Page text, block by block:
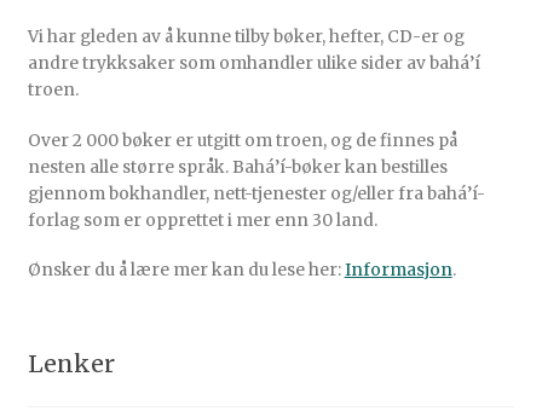
Vi har gleden av å kunne tilby bøker, hefter, CD-er og
andre trykksaker som omhandler ulike sider av bahá’í
troen.
Over 2 000 bøker er utgitt om troen, og de finnes på
nesten alle større språk. Bahá’í-bøker kan bestilles
gjennom bokhandler, nett-tjenester og/eller fra bahá’í-
forlag som er opprettet i mer enn 30 land.
Ønsker du å lære mer kan du lese her:Informasjon.
Lenker